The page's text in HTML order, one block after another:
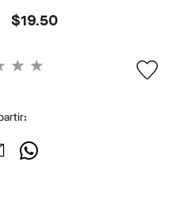
$19.50